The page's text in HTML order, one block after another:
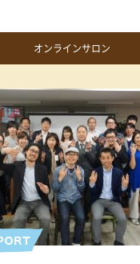
オンラインサロン